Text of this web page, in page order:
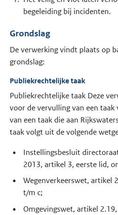
begeleiding bij incidenten.
Grondslag
De verwerking vindt plaats op
grondslag:
Publiekrechtelijke taak
Publiekrechtelijke taak Deze
voor de vervulling van een taak
van een taak die aan
taak volgt uit de volgende
Instellingsbesluit
2013, artikel 3, eerste lid,
Wegenverkeerswet, artikel
t/m c;
Omgevingswet, artikel